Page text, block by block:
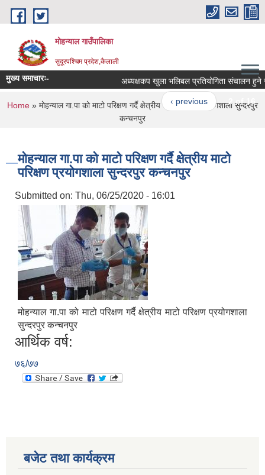
Skip to main content
मोहन्याल गाउँपालिका
सुदूरपश्चिम प्रदेश,कैलाली
मुख्य समाचारः- अध्यक्षकप खुला भलिबल प्रतियोगिता संचालन हुने
‹ previous 2 of 16
You are here
Home » मोहन्याल गा.पा को माटो परिक्षण गर्दै क्षेत्रीय माटो परिक्षण प्रयोगशाला सुन्दरपुर
कन्चनपुर
मोहन्याल गा.पा को माटो परिक्षण गर्दै क्षेत्रीय माटो
परिक्षण प्रयोगशाला सुन्दरपुर कन्चनपुर
Submitted on: Thu, 06/25/2020 - 16:01
मोहन्याल गा.पा को माटो परिक्षण गर्दै क्षेत्रीय माटो परिक्षण प्रयोगशाला
सुन्दरपुर कन्चनपुर
आर्थिक वर्ष:
७६/७७
बजेट तथा कार्यक्रम